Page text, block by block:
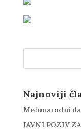
Najnoviji
Međunarodni
JAVNI POZIV